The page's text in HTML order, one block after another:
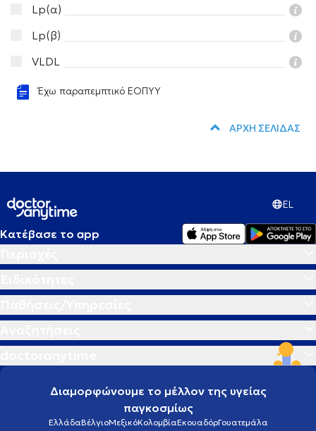
Lp(α)
Lp(β)
VLDL
Έχω παραπεμπτικό ΕΟΠΥΥ
ΑΡΧΗ ΣΕΛΙΔΑΣ
EL
Κατέβασε το app
Διαμορφώνουμε το μέλλον της υγείας
παγκοσμίως
ΕλλάδαΒέλγιοΜεξικόΚολομβίαΕκουαδόρΓουατεμάλα